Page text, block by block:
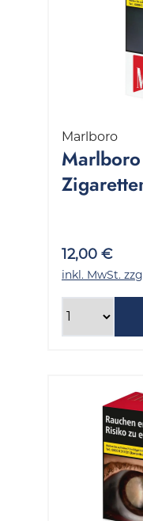
Marlboro
12,00 €
inkl. MwSt.